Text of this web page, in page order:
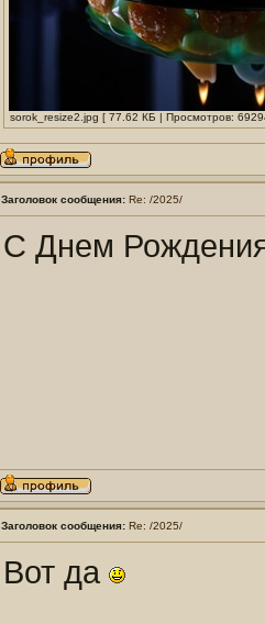
sorok_resize2.jpg [ 77.62 КБ | Просмотров:
Заголовок сообщения: Re: /2025/
С Днем
Заголовок сообщения: Re: /2025/
Вот да